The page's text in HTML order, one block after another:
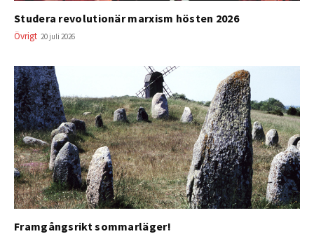
Studera revolutionär marxism hösten 2026
Övrigt 20 juli 2026
Framgångsrikt sommarläger!